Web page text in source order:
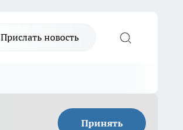
Прислать новость
Принять